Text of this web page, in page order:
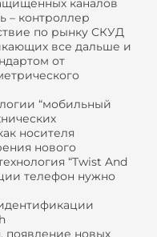
каналов
– контроллер
по рынку СКУД
все дальше и
от
“мобильный
носителя
нового
“Twist And
телефон нужно
новых